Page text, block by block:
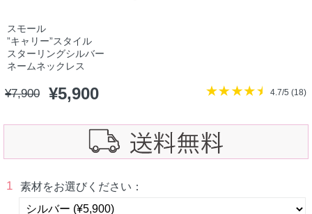
スモール
”キャリー”スタイル
スターリングシルバー
ネームネックレス
¥7,900 ¥5,900 4.7/5 (18)
1 素材をお選びください：